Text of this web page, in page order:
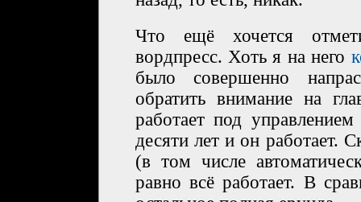
Что ещё хочется
вордпресс. Хоть я на него
было совершенно
обратить внимание на
работает под
десяти лет и он работает.
(в том числе
равно всё работает. В